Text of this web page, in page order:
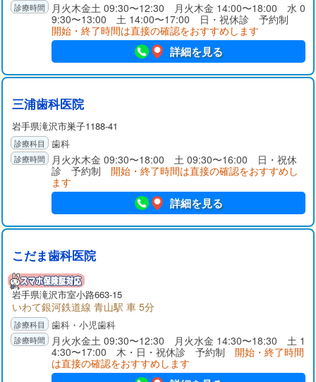
月火木金土 09:30〜12:30 月火木金 14:00〜18:00 水 0
9:30〜13:00 土 14:00〜17:00 日・祝休診 予約制
開始・終了時間は直接の確認をおすすめします
詳細を見る
三浦歯科医院
岩手県滝沢市巣子1188-41
歯科
月火水木金 09:30〜18:00 土 09:30〜16:00 日・祝休
診 予約制 開始・終了時間は直接の確認をおすすめし
ます
詳細を見る
こだま歯科医院
岩手県滝沢市室小路663-15
いわて銀河鉄道線 青山駅 車 5分
歯科・小児歯科
月火水金土 09:30〜12:30 月火水金 14:30〜18:30 土 1
4:30〜17:00 木・日・祝休診 予約制 開始・終了時間
は直接の確認をおすすめします